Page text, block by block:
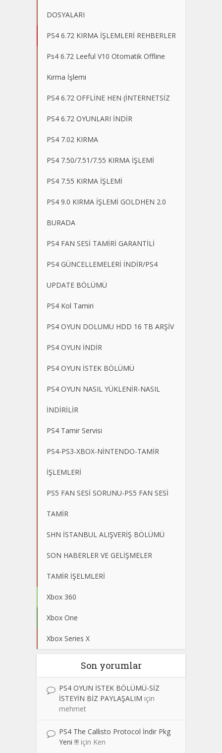
DOSYALARI
PS4 6.72 KIRMA İŞLEMLERİ REHBERLER
Ps4 6.72 Leeful V10 Otomatik Offline
Kırma İşlemi
PS4 6.72 OFFLİNE HEN (İNTERNETSİZ
PS4 6.72 OYUNLARI İNDİR
PS4 7.02 KIRMA
PS4 7.50/7.51/7.55 KIRMA İŞLEMİ
PS4 7.55 KIRMA İŞLEMİ
PS4 9.0 KIRMA İŞLEMİ GOLDHEN 2.0
BURADA
PS4 FAN SESİ TAMİRİ GARANTİLİ
PS4 GÜNCELLEMELERİ İNDİR/PS4
UPDATE BÖLÜMÜ
PS4 Kol Tamiri
PS4 OYUN DOLUMU HDD 16 TB ARŞİV
PS4 OYUN İNDİR
PS4 OYUN İSTEK BÖLÜMÜ
PS4 OYUN NASIL YÜKLENİR-NASIL
İNDİRİLİR
PS4 Tamir Servisi
PS4-PS3-XBOX-NİNTENDO-TAMİR
İŞLEMLERİ
PS5 FAN SESİ SORUNU-PS5 FAN SESİ
TAMİR
SHN İSTANBUL ALIŞVERİŞ BÖLÜMÜ
SON HABERLER VE GELİŞMELER
TAMİR İŞELMLERİ
Xbox 360
Xbox One
Xbox Series X
Son yorumlar
PS4 OYUN İSTEK BÖLÜMÜ-SİZ
İSTEYİN BİZ PAYLAŞALIM için
mehmet
PS4 The Callisto Protocol İndir Pkg
Yeni !!! için Ken